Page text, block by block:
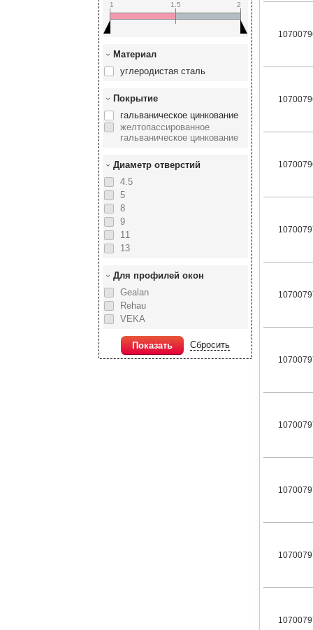
1 1.5 2
Материал
углеродистая сталь
Покрытие
гальваническое цинкование
желтопассированное
гальваническое цинкование
Диаметр отверстий
4.5
5
8
9
11
13
Для профилей окон
Gealan
Rehau
VEKA
Показать Сбросить